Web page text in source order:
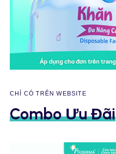
CHỈ CÓ TRÊN WEBSITE
Combo Ưu Đãi